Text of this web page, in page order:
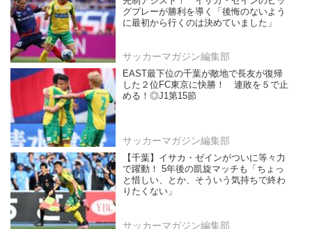
グプレーが勝利を導く「後悔のないよう
に最初から行くのは決めていました」
サッカーマガジン編集部
EAST最下位の千葉が敵地で長友が復帰
した２位FC東京に快勝！ 連敗を５で止
める！◎J1第15節
サッカーマガジン編集部
【千葉】イサカ・ゼインがついに等々力
で躍動！ 5年後の凱旋マッチも「ちょっ
と惜しい、とか、そういう気持ちで終わ
りたくない」
サッカーマガジン編集部